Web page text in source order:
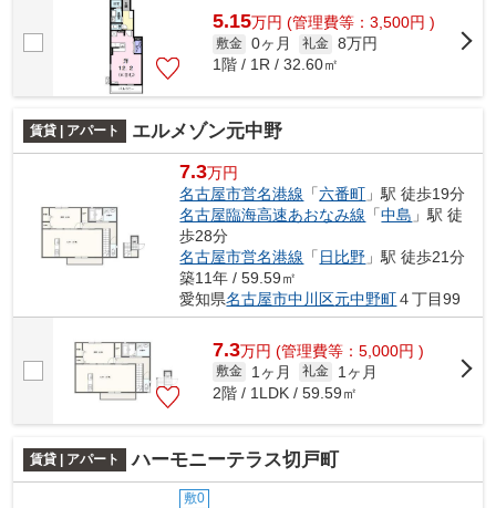
5.15万円 (管理費等：3,500円 )
敷金 0ヶ月 礼金 8万円
1階 / 1R / 32.60㎡
賃貸 | アパート エルメゾン元中野
7.3万円
名古屋市営名港線 「六番町 」駅 徒歩19分
名古屋臨海高速あおなみ線 「中島 」駅 徒
歩28分
名古屋市営名港線 「 日比野 」駅 徒歩21分
築11年 / 59.59㎡
愛知県名古屋市中川区元中野町４丁目99
7.3万円 (管理費等：5,000円 )
敷金 1ヶ月 礼金
1ヶ月
2階 / 1LDK / 59.59㎡
賃貸 | アパート ハーモニーテラス切戸町
敷0